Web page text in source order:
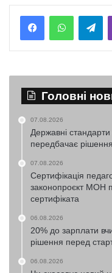
Головні
07.08.2026
Державні
передбачає рішення
07.08.2026
Сертифікація
законопроєкт МОН
сертифіката
06.08.2026
20% до зарплати
рішення перед
06.08.2026